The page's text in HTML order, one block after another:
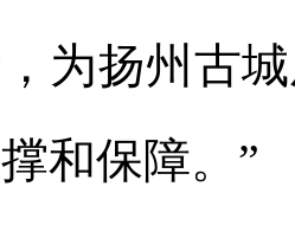
为扬州古
和保障。”